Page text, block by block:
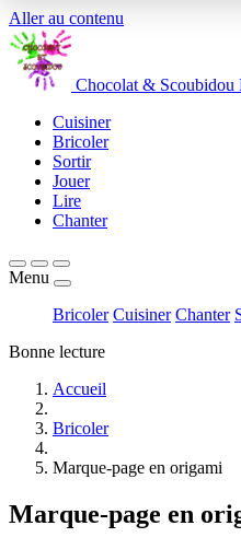
Aller au contenu
Chocolat & Scoubidou
Cuisiner
Bricoler
Sortir
Jouer
Lire
Chanter
Menu
Bricoler Cuisiner Chanter
Bonne lecture
Accueil
Bricoler
Marque-page en origami
Marque-page en